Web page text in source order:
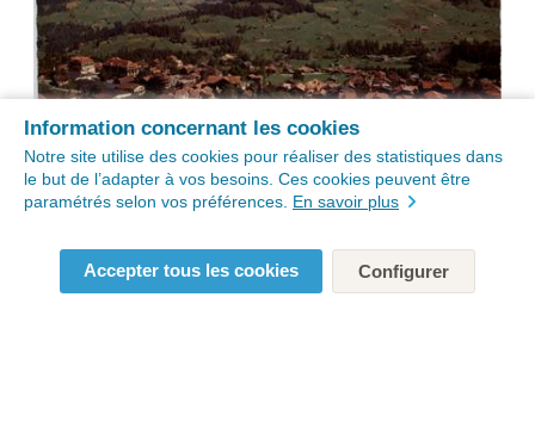
Information concernant les cookies
Notre site utilise des cookies pour réaliser des statistiques dans
le but de l’adapter à vos besoins. Ces cookies peuvent être
paramétrés selon vos préférences. En savoir plus
Accepter tous les cookies Configurer